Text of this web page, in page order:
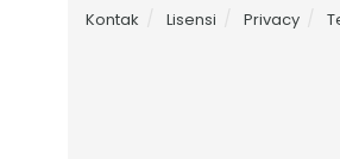
Kontak Lisensi Privacy